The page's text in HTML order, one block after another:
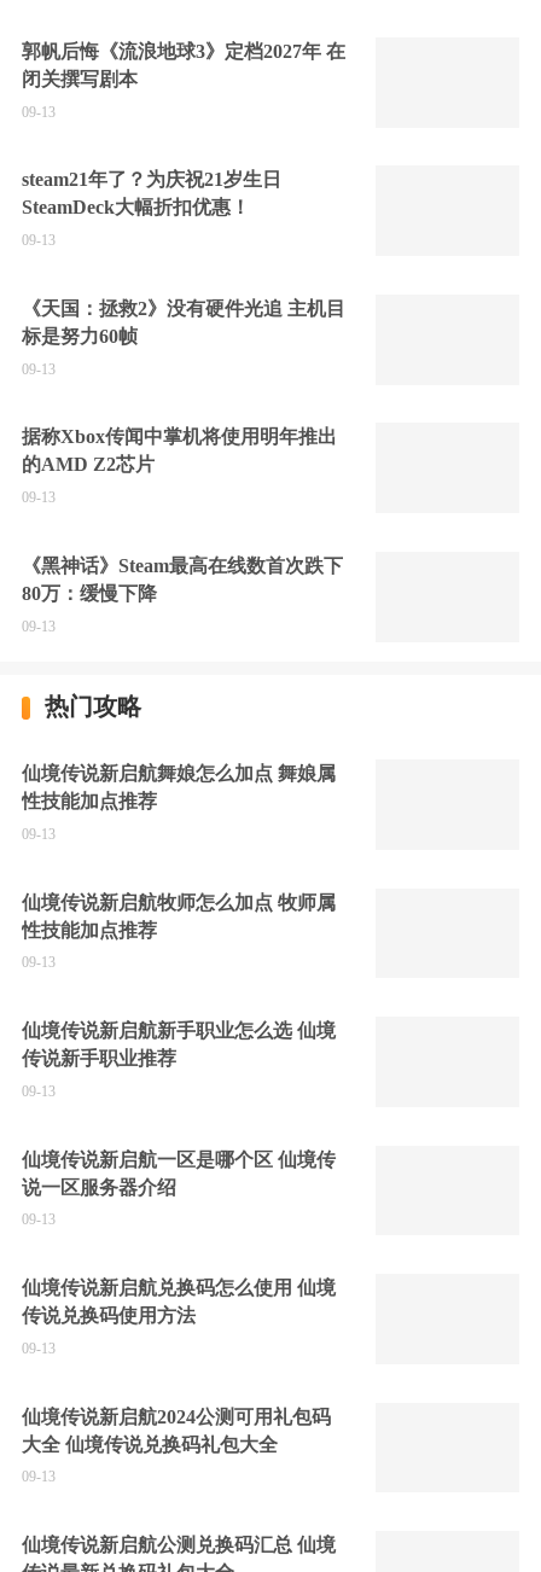
郭帆后悔《流浪地球3》定档2027年 在
闭关撰写剧本
09-13
steam21年了？为庆祝21岁生日
SteamDeck大幅折扣优惠！
09-13
《天国：拯救2》没有硬件光追 主机目
标是努力60帧
09-13
据称Xbox传闻中掌机将使用明年推出
的AMD Z2芯片
09-13
《黑神话》Steam最高在线数首次跌下
80万：缓慢下降
09-13
热门攻略
仙境传说新启航舞娘怎么加点 舞娘属
性技能加点推荐
09-13
仙境传说新启航牧师怎么加点 牧师属
性技能加点推荐
09-13
仙境传说新启航新手职业怎么选 仙境
传说新手职业推荐
09-13
仙境传说新启航一区是哪个区 仙境传
说一区服务器介绍
09-13
仙境传说新启航兑换码怎么使用 仙境
传说兑换码使用方法
09-13
仙境传说新启航2024公测可用礼包码
大全 仙境传说兑换码礼包大全
09-13
仙境传说新启航公测兑换码汇总 仙境